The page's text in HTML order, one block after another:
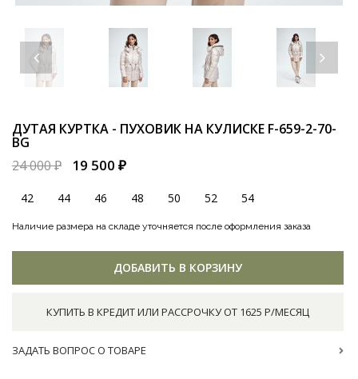
ДУТАЯ КУРТКА - ПУХОВИК НА КУЛИСКЕ F-659-2-70-
BG
24 000 ₽
19 500 ₽
42 44 46 48 50 52 54
Наличие размера на складе уточняется после оформления заказа
ДОБАВИТЬ В КОРЗИНУ
КУПИТЬ В КРЕДИТ ИЛИ РАССРОЧКУ ОТ 1625 Р/МЕСЯЦ
ЗАДАТЬ ВОПРОС О ТОВАРЕ